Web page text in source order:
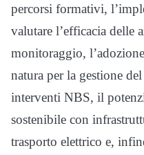
percorsi formativi,
valutare l’efficacia delle
monitoraggio,
natura per la gestione
interventi NBS, il
sostenibile con
trasporto elettrico e,